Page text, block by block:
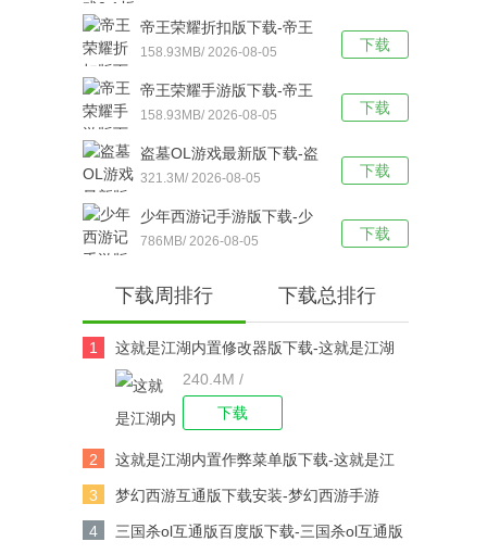
版下载
下载
帝王荣耀折扣版下载-帝王
荣耀满VIP福利版v9.0安卓
版下载
158.93MB/ 2026-08-05
下载
帝王荣耀手游版下载-帝王
荣耀鬼服资源独享版 v9.0
安卓版下载
158.93MB/ 2026-08-05
下载
盗墓OL游戏最新版下载-盗
墓OL官方版 V2.934安卓版
下载
321.3M/ 2026-08-05
下载
少年西游记手游版下载-少
年西游记 v9.5.03安卓版下
786MB/ 2026-08-05
下载周排行 下载总排行
1
这就是江湖内置修改器版下载-这就是江湖
修改版v14.3.0安卓版下载
240.4M /
下载
2
这就是江湖内置作弊菜单版下载-这就是江
湖作弊版v14.3.0安卓版下载
3
梦幻西游互通版下载安装-梦幻西游手游
v1.567.0安卓版下载
4
三国杀ol互通版百度版下载-三国杀ol互通版